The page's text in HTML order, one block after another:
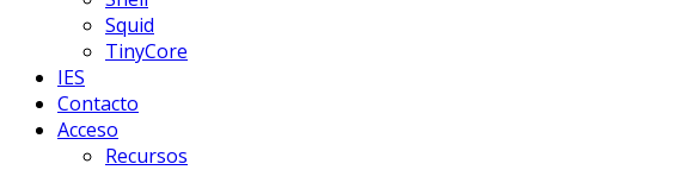
Squid
TinyCore
IES
Contacto
Acceso
Recursos